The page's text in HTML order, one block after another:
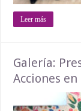
Leer más
Galería:
Acciones